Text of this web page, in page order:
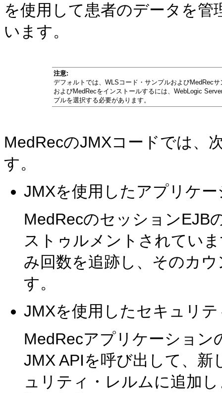
を使用して患者のデータを
います。
注意:
デフォルトでは、WLSコード・サンプルおよびMedRec
およびMedRecをインストールするには、WebLogic
プルを選択する必要があります。
MedRecのJMXコードでは、
す。
JMXを使用したアプリケ
MedRecのセッションEJB
ストゥルメントされてい
み回数を追跡し、そのカ
す。
JMXを使用したセキュリ
MedRecアプリケーション
JMX APIを呼び出して、
ュリティ・レルムに追加